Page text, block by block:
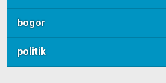
bogor
politik